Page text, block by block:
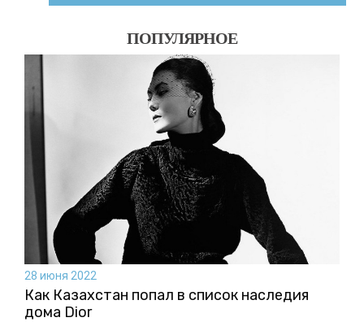
ПОПУЛЯРНОЕ
28 июня 2022
Как Казахстан попал в список наследия
дома Dior